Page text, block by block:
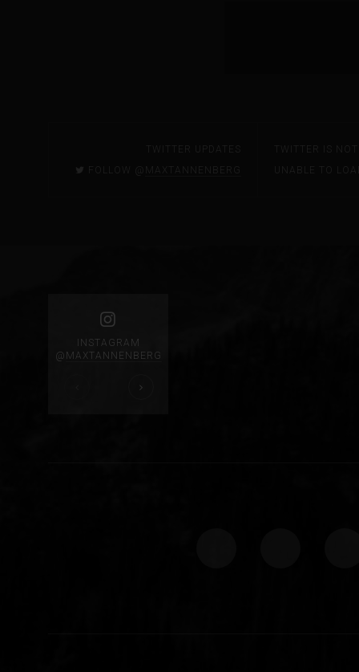
TWITTER UPDATES
FOLLOW @
MAXTANNENBERG
TWITTER IS
UNABLE TO
INSTAGRAM
@ MAXTANNENBERG